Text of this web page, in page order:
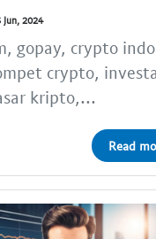
2024
gopay, crypto
crypto,
kripto,...
Read